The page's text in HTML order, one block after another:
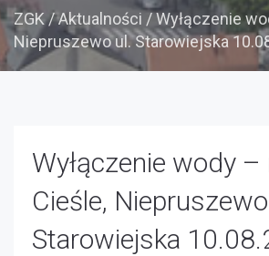
ZGK/Aktualności /Wyłączenie
Niepruszewo ul. Starowiejska
Wyłączenie wody –
Cieśle,
Starowiejska